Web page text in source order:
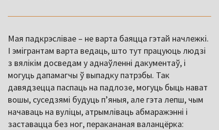
Мая падкрэслівае – не варта баяцца гэтай начлежкі.
І эмігрантам варта ведаць, што тут працуюць людзі
з вялікім досведам у аднаўленні дакументаў, і
могуць дапамагчы ў выпадку патрэбы. Так
давядзецца паспаць на падлозе, могуць быць нават
вошы, суседзямі будуць п’яныя, але гэта лепш, чым
начаваць на вуліцы, атрымліваць абмаражэнні і
заставацца без ног, перакананая валанцёрка: